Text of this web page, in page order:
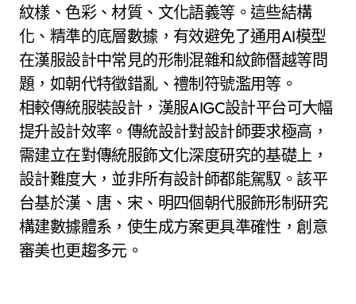
紋樣、色彩、材質、文化語義等。這些結構
化、精準的底層數據，有效避免了通用AI模型
在漢服設計中常見的形制混雜和紋飾僭越等問
題，如朝代特徵錯亂、禮制符號濫用等。
相較傳統服裝設計，漢服AIGC設計平台可大幅
提升設計效率。傳統設計對設計師要求極高，
需建立在對傳統服飾文化深度研究的基礎上，
設計難度大，並非所有設計師都能駕馭。該平
台基於漢、唐、宋、明四個朝代服飾形制研究
構建數據體系，使生成方案更具準確性，創意
審美也更趨多元。